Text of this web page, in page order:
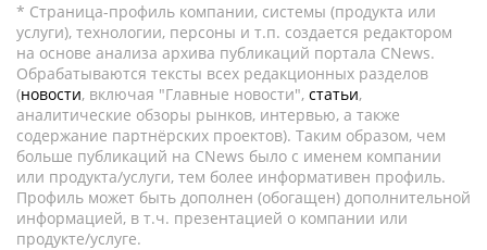
* Страница-профиль компании, системы (продукта или
услуги), технологии, персоны и т.п. создается редактором
на основе анализа архива публикаций портала CNews.
Обрабатываются тексты всех редакционных разделов
(новости, включая "Главные новости", статьи,
аналитические обзоры рынков, интервью, а также
содержание партнёрских проектов). Таким образом, чем
больше публикаций на CNews было с именем компании
или продукта/услуги, тем более информативен профиль.
Профиль может быть дополнен (обогащен) дополнительной
информацией, в т.ч. презентацией о компании или
продукте/услуге.